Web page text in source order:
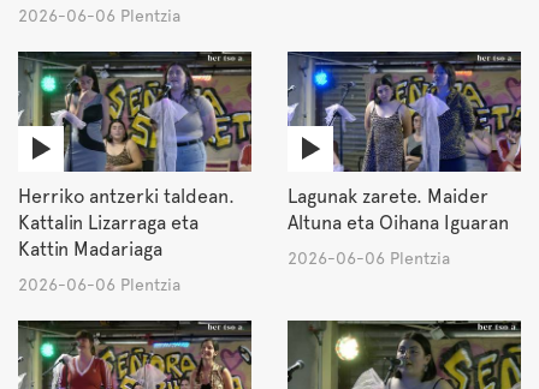
2026-06-06 Plentzia
Herriko antzerki taldean.
Kattalin Lizarraga eta
Kattin Madariaga
2026-06-06 Plentzia
Lagunak zarete. Maider
Altuna eta Oihana Iguaran
2026-06-06 Plentzia